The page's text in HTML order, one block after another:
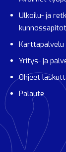
Ulkoilu- ja
Karttapalvelu
Yritys- ja
Ohjeet
Palaute